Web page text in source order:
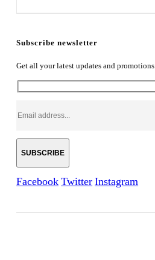
Subscribe newsletter
Get all your latest updates and promotions.
Facebook Twitter Instagram